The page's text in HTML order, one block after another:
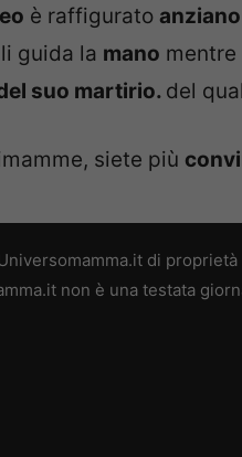
è raffigurato
guida la mano mentre
suo martirio. del
siete più
di proprietà
non è una testata